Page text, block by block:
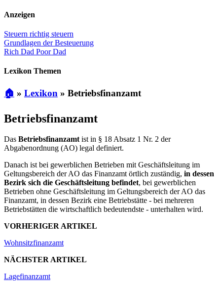
Anzeigen
Steuern richtig steuern
Grundlagen der Besteuerung
Rich Dad Poor Dad
Lexikon Themen
🏠 » Lexikon » Betriebsfinanzamt
Betriebsfinanzamt
Das Betriebsfinanzamtist in § 18 Absatz 1 Nr. 2 der
Abgabenordnung (AO) legal definiert.
Danach ist bei gewerblichen Betrieben mit Geschäftsleitung im
Geltungsbereich der AO das Finanzamt örtlich zuständig, in dessen
Bezirk sich die Geschäftsleitung befindet, bei gewerblichen
Betrieben ohne Geschäftsleitung im Geltungsbereich der AO das
Finanzamt, in dessen Bezirk eine Betriebstätte - bei mehreren
Betriebstätten die wirtschaftlich bedeutendste - unterhalten wird.
VORHERIGER ARTIKEL
Wohnsitzfinanzamt
NÄCHSTER ARTIKEL
Lagefinanzamt